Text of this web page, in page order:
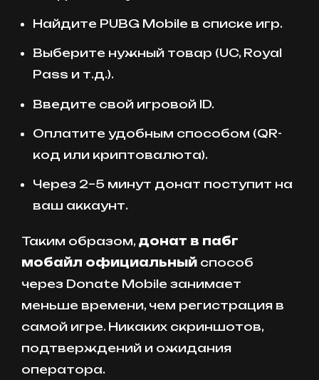
Найдите PUBG Mobile в списке игр.
Выберите нужный товар (UC, Royal
Pass и т.д.).
Введите свой игровой ID.
Оплатите удобным способом (QR-
код или криптовалюта).
Через 2–5 минут донат поступит на
ваш аккаунт.
Таким образом, донат в пабг
мобайл официальный способ
через Donate Mobile занимает
меньше времени, чем регистрация в
самой игре. Никаких скриншотов,
подтверждений и ожидания
оператора.